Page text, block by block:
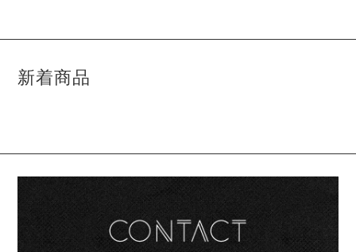
新着商品